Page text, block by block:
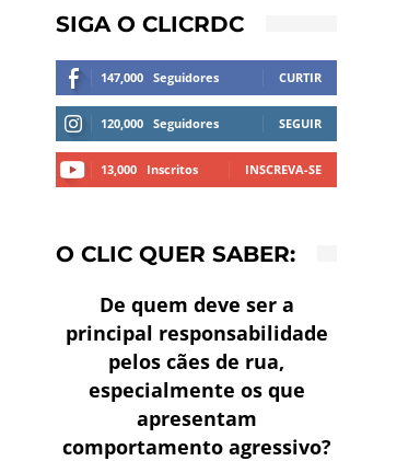
SIGA O CLICRDC
147,000 Seguidores CURTIR
120,000 Seguidores SEGUIR
13,000 Inscritos INSCREVA-SE
O CLIC QUER SABER:
De quem deve ser a
principal responsabilidade
pelos cães de rua,
especialmente os que
apresentam
comportamento agressivo?